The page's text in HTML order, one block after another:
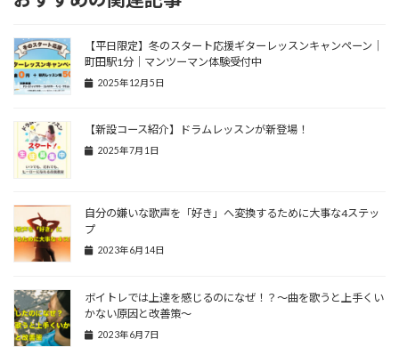
【平日限定】冬のスタート応援ギターレッスンキャンペーン｜
町田駅1分｜マンツーマン体験受付中
2025年12月5日
【新設コース紹介】ドラムレッスンが新登場！
2025年7月1日
自分の嫌いな歌声を「好き」へ変換するために大事な4ステッ
プ
2023年6月14日
ボイトレでは上達を感じるのになぜ！？〜曲を歌うと上手くい
かない原因と改善策〜
2023年6月7日